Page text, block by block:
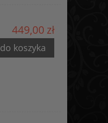
449,00 zł
do koszyka